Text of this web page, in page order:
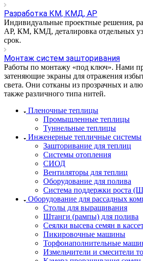
Разработка КМ, КМД, АР
Индивидуальные проектные решения,
АР, КМ, КМД, деталировка отдельных
срок.
Монтаж систем зашторивания
Работы по монтажу «под ключ». Нами
затеняющие экраны для отражения
света. Они сотканы из прозрачных и
также различного типа нитей.
Пленочные теплицы
Промышленные теплицы
Туннельные теплицы
Инженерные тепличные системы
Зашторивание для теплиц
Системы отопления
СИОД
Вентиляторы для теплиц
Оборудование для полива
Система поддержки роста
Оборудование для рассадных
Столы для выращивания
Штанги (рампы) для полива
Сеялки высева семян в
Пикировочные машины
Торфонаполнительные
Измельчители и смесители